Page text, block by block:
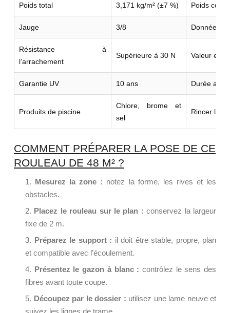
Poids total 3,171 kg/m² (±7 %) Poids
Jauge 3/8 Donnée de
Résistance à
l’arrachement
Supérieure à 30 N Valeur
Garantie UV 10 ans Durée
Produits de piscine
Chlore, brome et
sel
Rincer la
COMMENT PRÉPARER LA POSE DE CE
ROULEAU DE 48 M² ?
Mesurez la zone : notez la forme, les rives et les
obstacles.
Placez le rouleau sur le plan : conservez la largeur
fixe de 2 m.
Préparez le support : il doit être stable, propre, plan
et compatible avec l’écoulement.
Présentez le gazon à blanc : contrôlez le sens des
fibres avant toute coupe.
Découpez par le dossier : utilisez une lame neuve et
suivez les lignes de trame.